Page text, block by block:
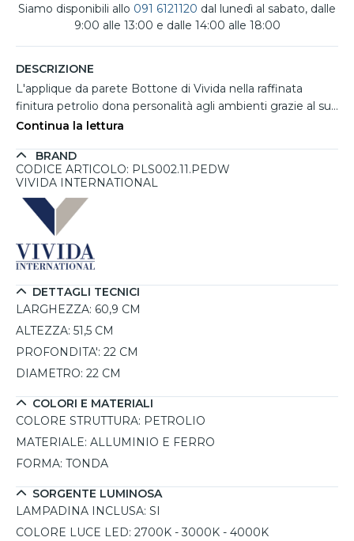
Siamo disponibili allo 091 6121120 dal lunedì al sabato, dalle
9:00 alle 13:00 e dalle 14:00 alle 18:00
DESCRIZIONE
L'applique da parete Bottone di Vivida nella raffinata
finitura petrolio dona personalità agli ambienti grazie al suo
design moderno ed essenziale. La struttura in alluminio
elegante, perfetto per spazi contemporanei, living ricercati
o zone studio. Il LED integrato da 24W diffonde una
creando un'atmosfera equilibrata e accogliente. Grazie alla
funzione dimmerabile e al pratico telecomando incluso è
possibile regolare intensità luminosa e temperatura colore
tra 2700K, 3000K e 4000K, adattando la luce ad ogni
può essere montata sia a punto luce che tramite presa
corrente, offrendo massima libertà di utilizzo.
Continua la lettura
BRAND
CODICE ARTICOLO: PLS002.11.PEDW
VIVIDA INTERNATIONAL
DETTAGLI TECNICI
LARGHEZZA: 60,9 CM
ALTEZZA: 51,5 CM
PROFONDITA': 22 CM
DIAMETRO: 22 CM
COLORI E MATERIALI
COLORE STRUTTURA: PETROLIO
MATERIALE: ALLUMINIO E FERRO
FORMA: TONDA
SORGENTE LUMINOSA
LAMPADINA INCLUSA: SI
COLORE LUCE LED: 2700K - 3000K - 4000K